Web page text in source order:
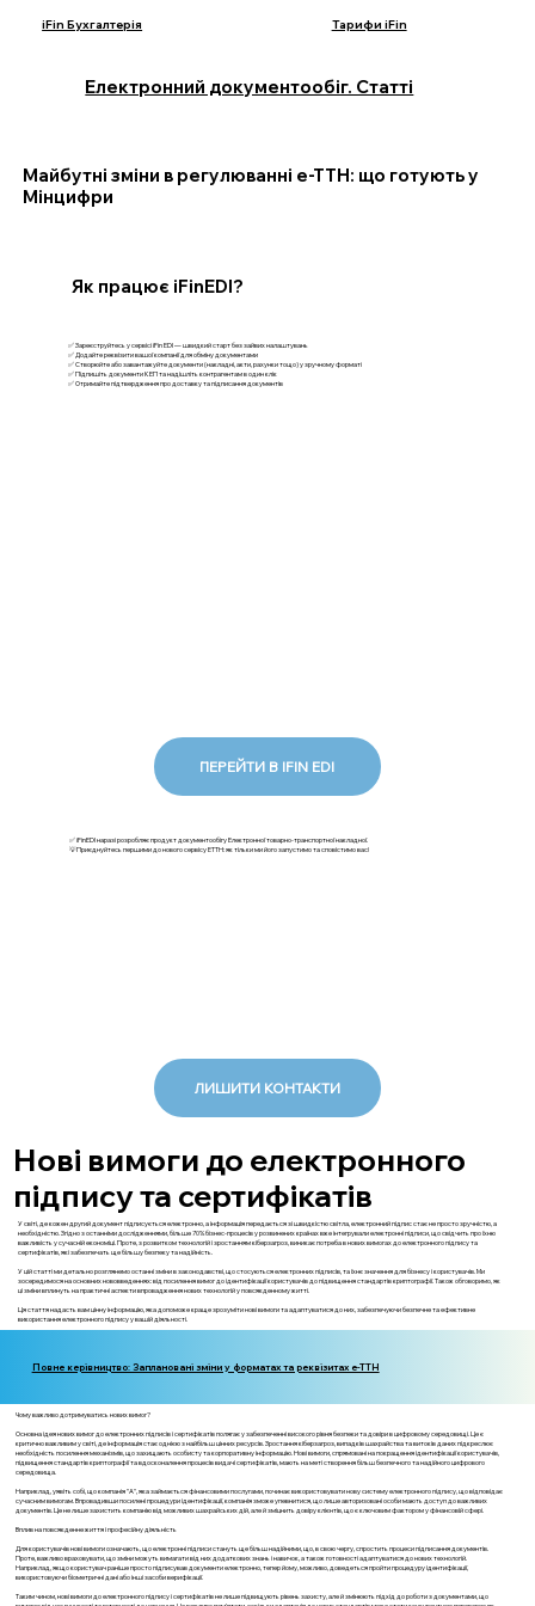
iFin Бухгалтерія Тарифи iFin
Електронний документообіг. Статті
Майбутні зміни в регулюванні е-ТТН: що готують у
Мінцифри
✅ Зареєструйтесь у сервісі iFin EDI — швидкий старт без зайвих налаштувань
✅ Додайте реквізити вашої компанії для обміну документами
✅ Створюйте або завантажуйте документи (накладні, акти, рахунки тощо) у зручному форматі
✅ Підпишіть документи КЕП та надішліть контрагентам в один клік
✅ Отримайте підтвердження про доставку та підписання документів
Як працює iFinEDI?
ПЕРЕЙТИ В IFIN EDI
✅ iFinEDI наразі розробляє продукт документообігу Електронної товарно-транспортної накладної.
💡Приєднуйтесь першими до нового сервісу ЕТТН: як тільки ми його запустимо та сповістимо вас!
ЛИШИТИ КОНТАКТИ
Нові вимоги до електронного
підпису та сертифікатів
У світі, де кожен другий документ підписується електронно, а інформація передається зі швидкістю світла, електронний підпис стає не просто зручністю, а
необхідністю. Згідно з останніми дослідженнями, більше 70% бізнес-процесів у розвинених країнах вже інтегрували електронні підписи, що свідчить про їхню
важливість у сучасній економіці. Проте, з розвитком технологій і зростанням кіберзагроз, виникає потреба в нових вимогах до електронного підпису та
сертифікатів, які забезпечать ще більшу безпеку та надійність.
У цій статті ми детально розглянемо останні зміни в законодавстві, що стосуються електронних підписів, та їхнє значення для бізнесу і користувачів. Ми
зосередимося на основних нововведеннях: від посилення вимог до ідентифікації користувачів до підвищення стандартів криптографії. Також обговоримо, як
ці зміни вплинуть на практичні аспекти впровадження нових технологій у повсякденному житті.
Ця стаття надасть вам цінну інформацію, яка допоможе краще зрозуміти нові вимоги та адаптуватися до них, забезпечуючи безпечне та ефективне
використання електронного підпису у вашій діяльності.
Повне керівництво: Заплановані зміни у форматах та реквізитах е-ТТН
Чому важливо дотримуватись нових вимог?
Основна ідея нових вимог до електронних підписів і сертифікатів полягає у забезпеченні високого рівня безпеки та довіри в цифровому середовищі. Це є
критично важливим у світі, де інформація стає однією з найбільш цінних ресурсів. Зростання кіберзагроз, випадків шахрайства та витоків даних підкреслює
необхідність посилення механізмів, що захищають особисту та корпоративну інформацію. Нові вимоги, спрямовані на покращення ідентифікації користувачів,
підвищення стандартів криптографії та вдосконалення процесів видачі сертифікатів, мають на меті створення більш безпечного та надійного цифрового
середовища.
Наприклад, уявіть собі, що компанія "А", яка займається фінансовими послугами, починає використовувати нову систему електронного підпису, що відповідає
сучасним вимогам. Впровадивши посилені процедури ідентифікації, компанія зможе упевнитися, що лише авторизовані особи мають доступ до важливих
документів. Це не лише захистить компанію від можливих шахрайських дій, але й зміцнить довіру клієнтів, що є ключовим фактором у фінансовій сфері.
Вплив на повсякденне життя і професійну діяльність
Для користувачів нові вимоги означають, що електронні підписи стануть ще більш надійними, що, в свою чергу, спростить процеси підписання документів.
Проте, важливо враховувати, що зміни можуть вимагати від них додаткових знань і навичок, а також готовності адаптуватися до нових технологій.
Наприклад, якщо користувач раніше просто підписував документи електронно, тепер йому, можливо, доведеться пройти процедуру ідентифікації,
використовуючи біометричні дані або інші засоби верифікації.
Таким чином, нові вимоги до електронного підпису і сертифікатів не лише підвищують рівень захисту, але й змінюють підхід до роботи з документами, що